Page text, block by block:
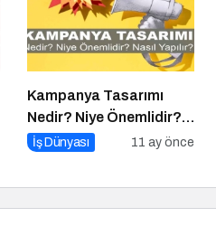
Kampanya Tasarımı
Nedir? Niye Önemlidir?
Kampanya Tasarımı
İş Dünyası 11 ay önce